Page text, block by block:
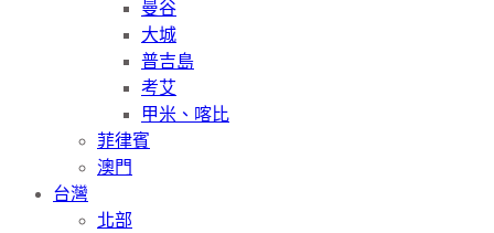
曼谷
大城
普吉島
考艾
甲米、喀比
菲律賓
澳門
台灣
北部